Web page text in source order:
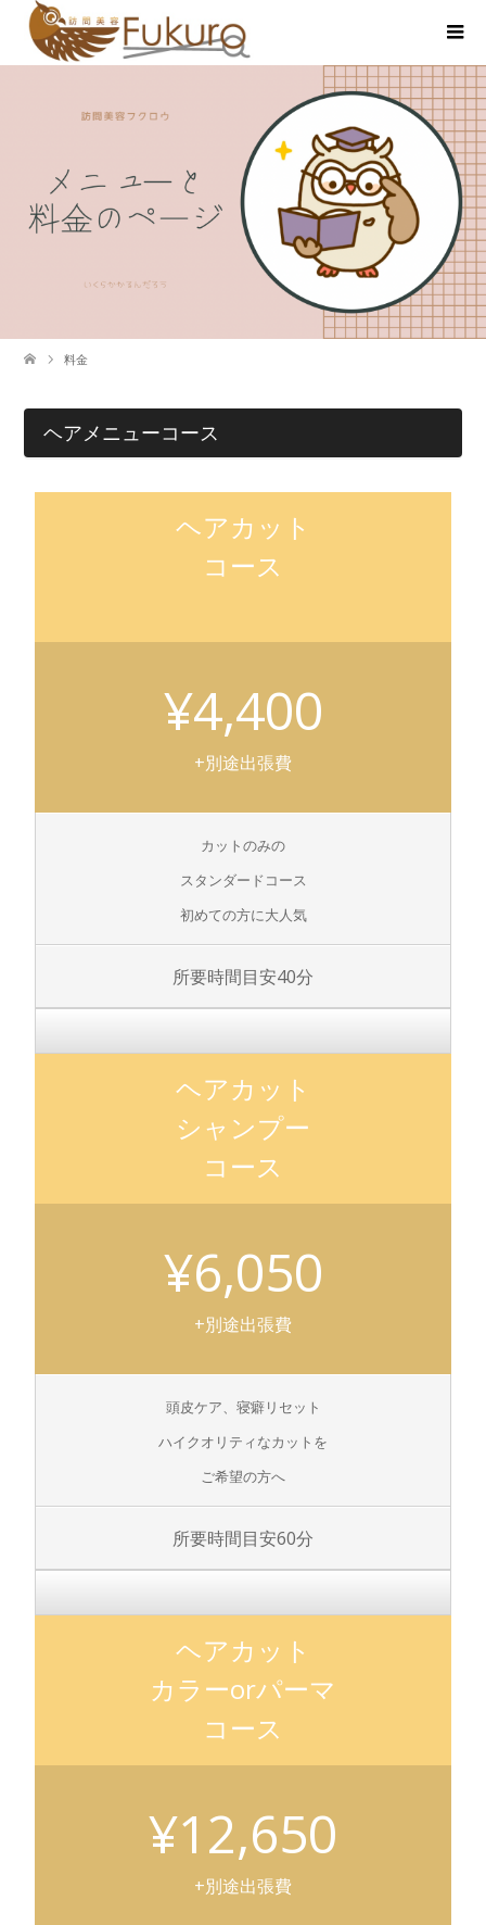
料金
ヘアメニューコース
ヘアカット
コース
¥4,400
+別途出張費
カットのみの
スタンダードコース
初めての方に大人気
所要時間目安40分
ヘアカット
シャンプー
コース
¥6,050
+別途出張費
頭皮ケア、寝癖リセット
ハイクオリティなカットを
ご希望の方へ
所要時間目安60分
ヘアカット
カラーorパーマ
コース
¥12,650
+別途出張費